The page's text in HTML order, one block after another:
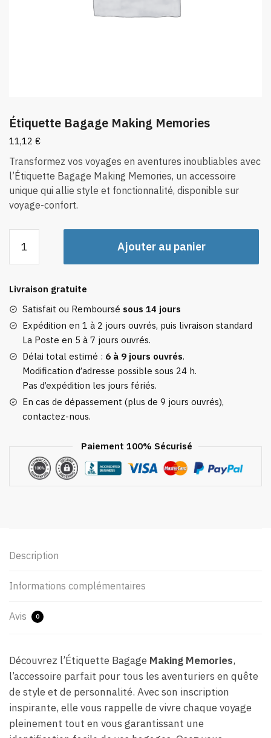
Étiquette Bagage Making Memories
11,12 €
Transformez vos voyages en aventures inoubliables avec
l’Étiquette Bagage Making Memories, un accessoire
unique qui allie style et fonctionnalité, disponible sur
voyage-confort.
Étiquette
Making
Memories
Ajouter au panier
Livraison gratuite
Satisfait ou Remboursé sous 14 jours
Expédition en 1 à 2 jours ouvrés, puis livraison standard
La Poste en 5 à 7 jours ouvrés.
Délai total estimé : 6 à 9 jours ouvrés.
Modification d’adresse possible sous 24 h.
Pas d’expédition les jours fériés.
En cas de dépassement (plus de 9 jours ouvrés),
contactez-nous.
Paiement 100% Sécurisé
Description
Informations complémentaires
Avis 0
Découvrez l’Étiquette Bagage Making Memories,
l’accessoire parfait pour tous les aventuriers en quête
de style et de personnalité. Avec son inscription
inspirante, elle vous rappelle de vivre chaque voyage
pleinement tout en vous garantissant une